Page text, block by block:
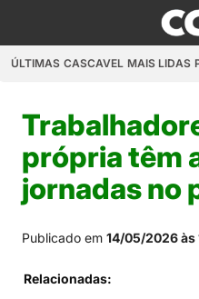
ÚLTIMAS CASCAVEL MAIS LIDAS
própria têm
jornadas no
Publicado em 14/05/2026 às
Relacionadas: